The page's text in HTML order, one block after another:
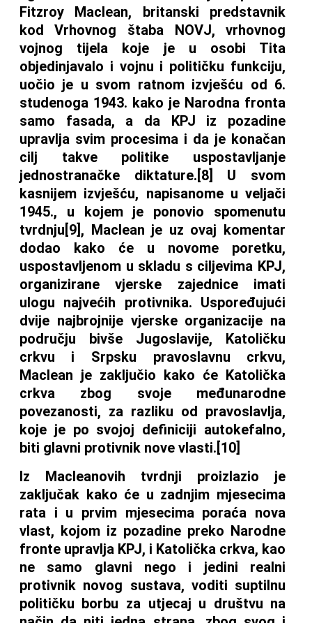
Fitzroy Maclean, britanski predstavnik
kod Vrhovnog štaba NOVJ, vrhovnog
vojnog tijela koje je u osobi Tita
objedinjavalo i vojnu i političku funkciju,
uočio je u svom ratnom izvješću od 6.
studenoga 1943. kako je Narodna fronta
samo fasada, a da KPJ iz pozadine
upravlja svim procesima i da je konačan
cilj takve politike uspostavljanje
jednostranačke diktature.[8] U svom
kasnijem izvješću, napisanome u veljači
1945., u kojem je ponovio spomenutu
tvrdnju[9], Maclean je uz ovaj komentar
dodao kako će u novome poretku,
uspostavljenom u skladu s ciljevima KPJ,
organizirane vjerske zajednice imati
ulogu najvećih protivnika. Uspoređujući
dvije najbrojnije vjerske organizacije na
području bivše Jugoslavije, Katoličku
crkvu i Srpsku pravoslavnu crkvu,
Maclean je zaključio kako će Katolička
crkva zbog svoje međunarodne
povezanosti, za razliku od pravoslavlja,
koje je po svojoj definiciji autokefalno,
biti glavni protivnik nove vlasti.[10]
Iz Macleanovih tvrdnji proizlazio je
zaključak kako će u zadnjim mjesecima
rata i u prvim mjesecima poraća nova
vlast, kojom iz pozadine preko Narodne
fronte upravlja KPJ, i Katolička crkva, kao
ne samo glavni nego i jedini realni
protivnik novog sustava, voditi suptilnu
političku borbu za utjecaj u društvu na